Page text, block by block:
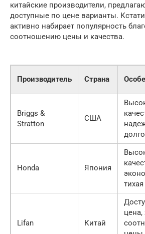
китайские производители,
доступные по цене варианты.
активно набирает популярность
соотношению цены и качества.
Производитель Страна
Briggs &
Stratton
США
Honda Япония
Lifan Китай